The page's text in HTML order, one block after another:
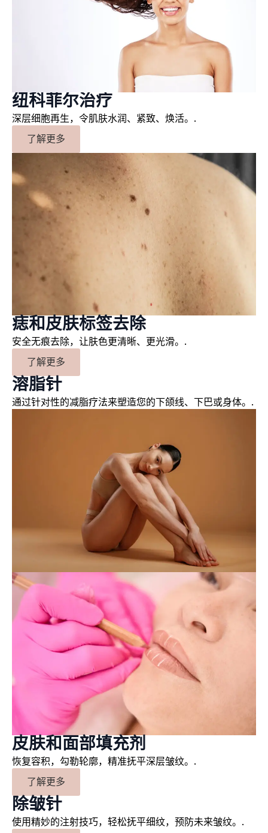
纽科菲尔治疗
深层细胞再生，令肌肤水润、紧致、焕活。.
了解更多
痣和皮肤标签去除
安全无痕去除，让肤色更清晰、更光滑。.
了解更多
溶脂针
通过针对性的减脂疗法来塑造您的下颌线、下巴或身体。.
皮肤和面部填充剂
恢复容积，勾勒轮廓，精准抚平深层皱纹。.
了解更多
除皱针
使用精妙的注射技巧，轻松抚平细纹，预防未来皱纹。.